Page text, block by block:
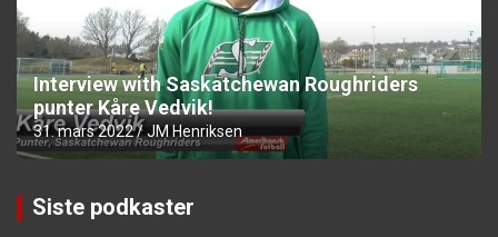
Interview with Saskatchewan Roughriders
punter Kåre Vedvik!
31. mars 2022 JM Henriksen
Siste podkaster